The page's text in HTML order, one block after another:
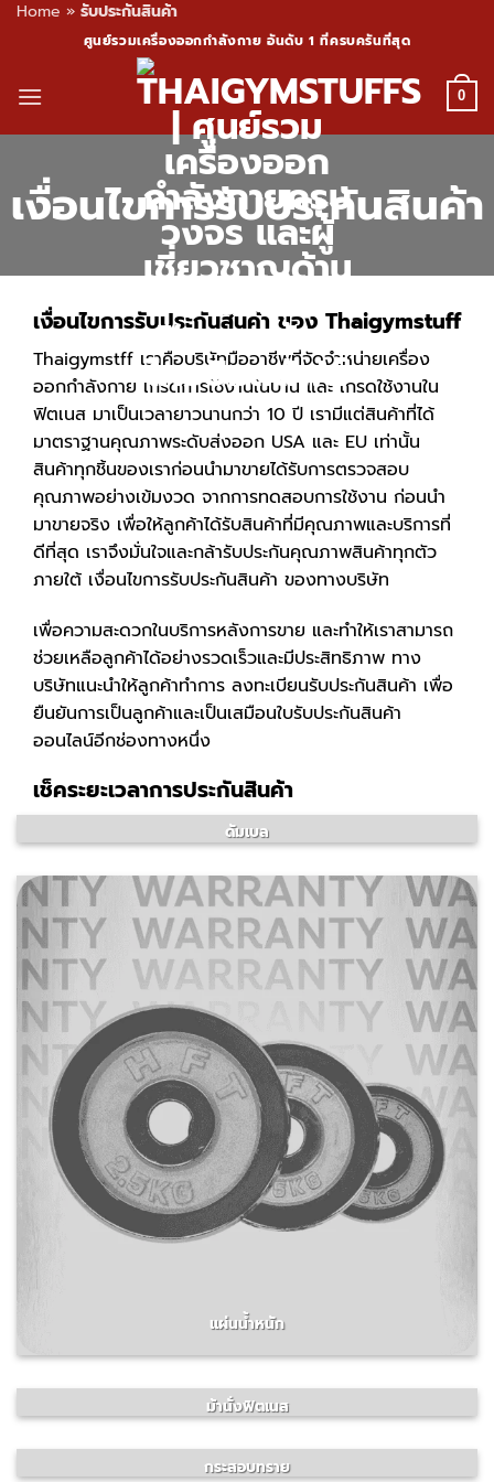
Home » รับประกันสินค้า
content
ศูนย์รวมเครื่องออกกำลังกาย อันดับ 1 ที่ครบครันที่สุด
0
เงื่อนไขการรับประกันสินค้า
เงื่อนไขการรับประกันสินค้า ของ Thaigymstuff
Thaigymstff เราคือบริษัทมืออาชีพที่จัดจำหน่ายเครื่อง
ออกกำลังกาย เกรดการใช้งานในบ้าน และ เกรดใช้งานใน
ฟิตเนส มาเป็นเวลายาวนานกว่า 10 ปี เรามีแต่สินค้าที่ได้
มาตราฐานคุณภาพระดับส่งออก USA และ EU เท่านั้น
สินค้าทุกชิ้นของเราก่อนนำมาขายได้รับการตรวจสอบ
คุณภาพอย่างเข้มงวด จากการทดสอบการใช้งาน ก่อนนำ
มาขายจริง เพื่อให้ลูกค้าได้รับสินค้าที่มีคุณภาพและบริการที่
ดีที่สุด เราจึงมั่นใจและกล้ารับประกันคุณภาพสินค้าทุกตัว
ภายใต้ เงื่อนไขการรับประกันสินค้า ของทางบริษัท
เพื่อความสะดวกในบริการหลังการขาย และทำให้เราสามารถ
ช่วยเหลือลูกค้าได้อย่างรวดเร็วและมีประสิทธิภาพ ทาง
บริษัทแนะนำให้ลูกค้าทำการ ลงทะเบียนรับประกันสินค้า เพื่อ
ยืนยันการเป็นลูกค้าและเป็นเสมือนใบรับประกันสินค้า
ออนไลน์อีกช่องทางหนึ่ง
เช็คระยะเวลาการประกันสินค้า
ดัมเบล
แผ่นน้ำหนัก
ม้านั่งฟิตเนส
กระสอบทราย